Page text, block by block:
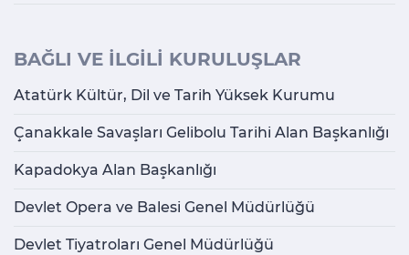
BAĞLI VE İLGİLİ KURULUŞLAR
Atatürk Kültür, Dil ve Tarih Yüksek Kurumu
Çanakkale Savaşları Gelibolu Tarihi Alan Başkanlığı
Kapadokya Alan Başkanlığı
Devlet Opera ve Balesi Genel Müdürlüğü
Devlet Tiyatroları Genel Müdürlüğü